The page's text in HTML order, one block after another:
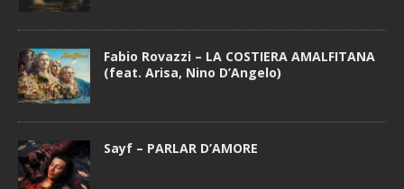
Fabio Rovazzi – LA COSTIERA AMALFITANA
(feat. Arisa, Nino D’Angelo)
Sayf – PARLAR D’AMORE